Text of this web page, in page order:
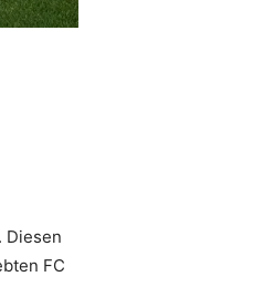
Diesen
FC